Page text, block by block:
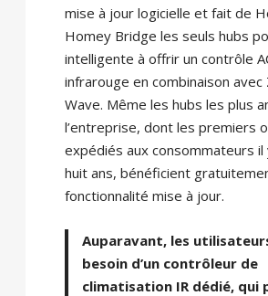
mise à jour logicielle et fait de
Homey Bridge les seuls hubs
intelligente à offrir un contrôle
infrarouge en combinaison
Wave. Même les hubs les plus
l’entreprise, dont les premiers
expédiés aux consommateurs il
huit ans, bénéficient
fonctionnalité mise à jour.
Auparavant, les
besoin d’un contrôleur de
climatisation IR dédié, qui